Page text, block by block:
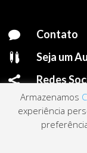
 Contato
 Seja um
 Redes
Portal ContNews ©
Armazenamos
experiência